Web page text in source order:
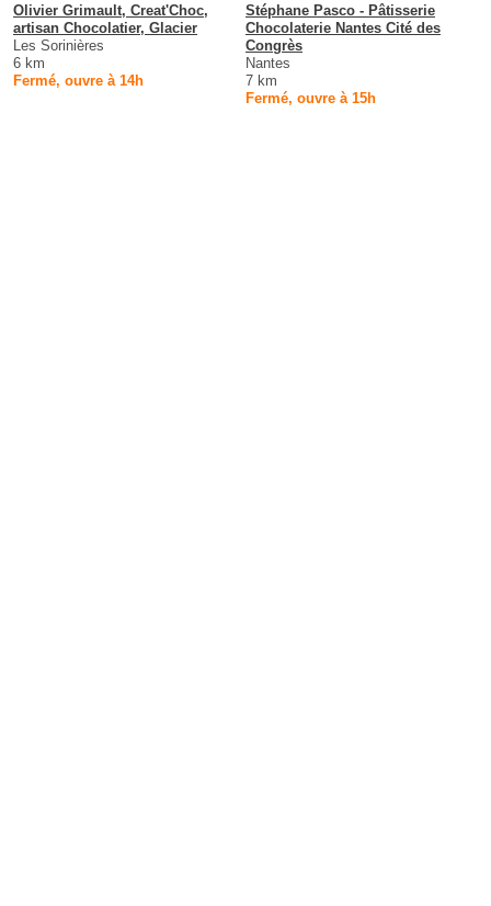
Olivier Grimault, Creat'Choc,
artisan Chocolatier, Glacier
Les Sorinières
6 km
Fermé, ouvre à 14h
Stéphane Pasco - Pâtisserie
Chocolaterie Nantes Cité des
Congrès
Nantes
7 km
Fermé, ouvre à 15h